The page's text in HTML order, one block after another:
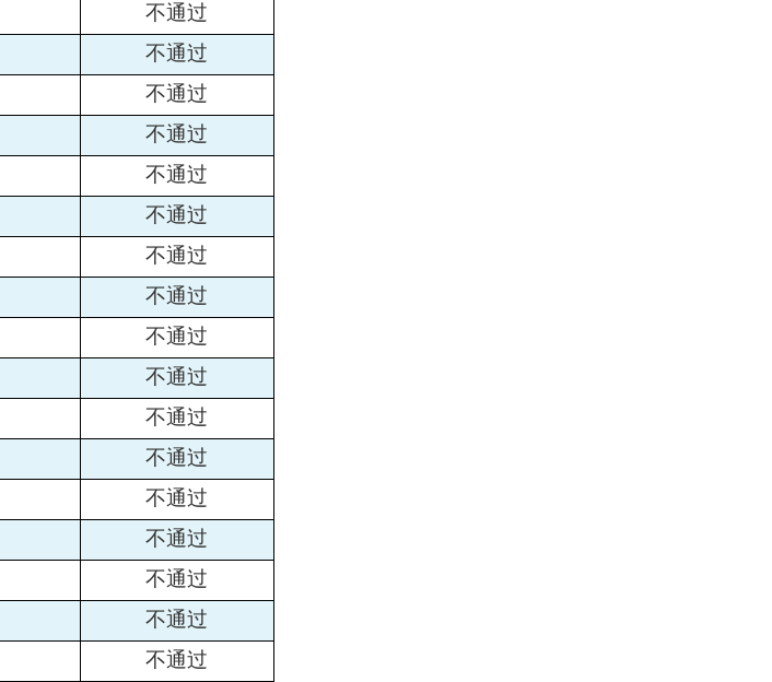
不通过
不通过
不通过
不通过
不通过
不通过
不通过
不通过
不通过
不通过
不通过
不通过
不通过
不通过
不通过
不通过
不通过